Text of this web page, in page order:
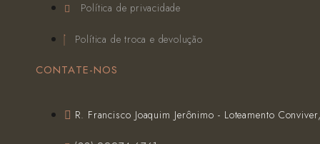
Política de privacidade
Política de troca e devolução
CONTATE-NOS
R. Francisco Joaquim Jerônimo - Loteamento